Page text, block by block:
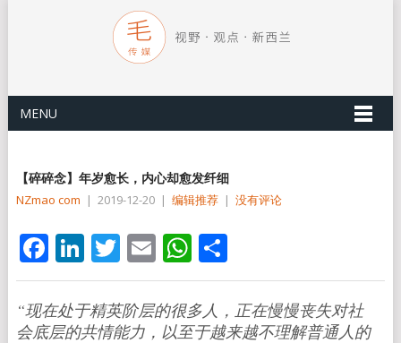
MENU
【碎碎念】年岁愈长，内心却愈发纤细
NZmao com | 2019-12-20 | 编辑推荐 | 没有评论
Facebook
LinkedIn
Twitter
EmailWhatsApp
分
享
“现在处于精英阶层的很多人，正在慢慢丧失对社
会底层的共情能力，以至于越来越不理解普通人的